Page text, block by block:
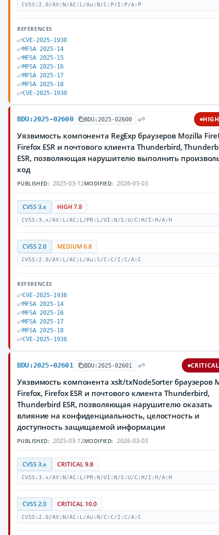
CVSS:2.0/AV:N/AC:L/Au:N/C:P/I:P/A:P
REFERENCES
CVE-2025-1930
MFSA 2025-14
MFSA 2025-15
MFSA 2025-16
MFSA 2025-17
MFSA 2025-18
CVE-2025-1930
BDU:2025-02600 BDU:2025-02600 HIGH
Уязвимость компонента RegExp браузеров Mozilla
Firefox ESR и почтового клиента Thunderbird,
ESR, позволяющая нарушителю выполнить
код
PUBLISHED: 2025-03-12MODIFIED: 2026-03-03
CVSS 3.x HIGH 7.8
CVSS:3.x/AV:L/AC:L/PR:L/UI:N/S:U/C:H/I:H/A:H
CVSS 2.0 MEDIUM 6.8
CVSS:2.0/AV:L/AC:L/Au:S/C:C/I:C/A:C
REFERENCES
CVE-2025-1936
MFSA 2025-14
MFSA 2025-16
MFSA 2025-17
MFSA 2025-18
CVE-2025-1936
BDU:2025-02601 BDU:2025-02601 CRITICAL
Уязвимость компонента xslt/txNodeSorter браузеров
Firefox, Firefox ESR и почтового клиента Thunderbird,
Thunderbird ESR, позволяющая нарушителю оказать
влияние на конфиденциальность, целостность и
доступность защищаемой информации
PUBLISHED: 2025-03-12MODIFIED: 2026-03-03
CVSS 3.x CRITICAL 9.8
CVSS:3.x/AV:N/AC:L/PR:N/UI:N/S:U/C:H/I:H/A:H
CVSS 2.0 CRITICAL 10.0
CVSS:2.0/AV:N/AC:L/Au:N/C:C/I:C/A:C